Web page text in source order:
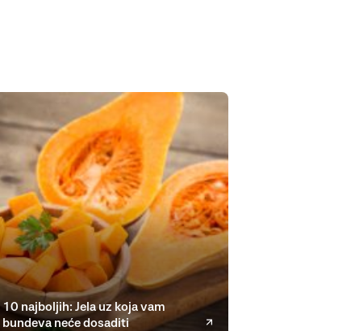
10 najboljih: Jela uz koja vam
bundeva neće dosaditi